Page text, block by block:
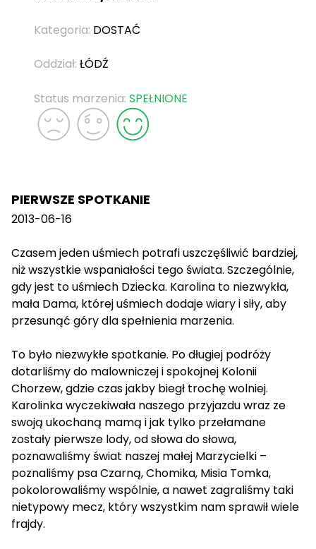
Kategoria: DOSTAĆ
Oddział: ŁÓDŹ
Status marzenia: SPEŁNIONE
PIERWSZE SPOTKANIE
2013-06-16
Czasem jeden uśmiech potrafi uszczęśliwić bardziej,
niż wszystkie wspaniałości tego świata. Szczególnie,
gdy jest to uśmiech Dziecka. Karolina to niezwykła,
mała Dama, której uśmiech dodaje wiary i siły, aby
przesunąć góry dla spełnienia marzenia.
To było niezwykłe spotkanie. Po długiej podróży
dotarliśmy do malowniczej i spokojnej Kolonii
Chorzew, gdzie czas jakby biegł trochę wolniej.
Karolinka wyczekiwała naszego przyjazdu wraz ze
swoją ukochaną mamą i jak tylko przełamane
zostały pierwsze lody, od słowa do słowa,
poznawaliśmy świat naszej małej Marzycielki –
poznaliśmy psa Czarną, Chomika, Misia Tomka,
pokolorowaliśmy wspólnie, a nawet zagraliśmy taki
nietypowy mecz, który wszystkim nam sprawił wiele
frajdy.